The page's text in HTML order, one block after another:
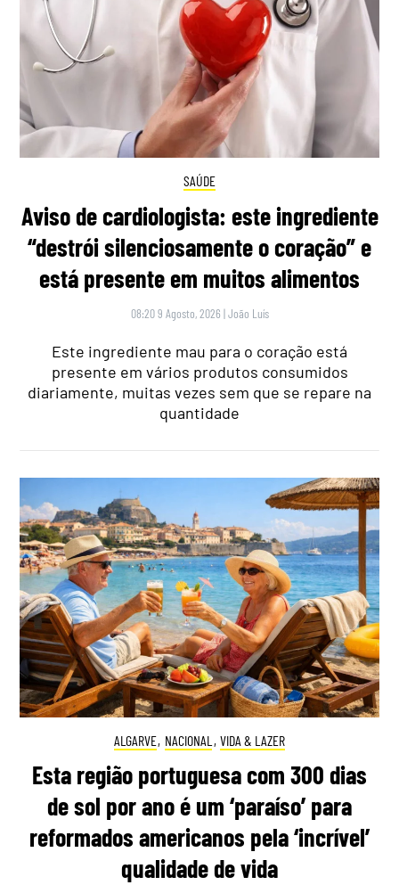
SAÚDE
Aviso de cardiologista: este ingrediente
“destrói silenciosamente o coração” e
está presente em muitos alimentos
08:20 9 Agosto, 2026 |João Luís
Este ingrediente mau para o coração está
presente em vários produtos consumidos
diariamente, muitas vezes sem que se repare na
quantidade
ALGARVE, NACIONAL , VIDA & LAZER
Esta região portuguesa com 300 dias
de sol por ano é um ‘paraíso’ para
reformados americanos pela ‘incrível’
qualidade de vida